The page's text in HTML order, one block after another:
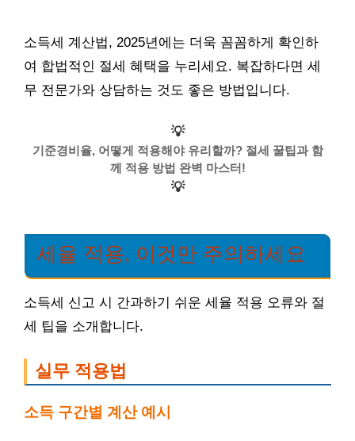
소득세 계산법, 2025년에는 더욱 꼼꼼하게 확인하
여 합법적인 절세 혜택을 누리세요. 복잡하다면 세
무 전문가와 상담하는 것도 좋은 방법입니다.
💡
기준경비율, 어떻게 적용해야 유리할까? 절세 꿀팁과 함
께 적용 방법 완벽 마스터!
💡
세율 적용, 이것만 주의하세요
소득세 신고 시 간과하기 쉬운 세율 적용 오류와 절
세 팁을 소개합니다.
실무 적용법
소득 구간별 계산 예시